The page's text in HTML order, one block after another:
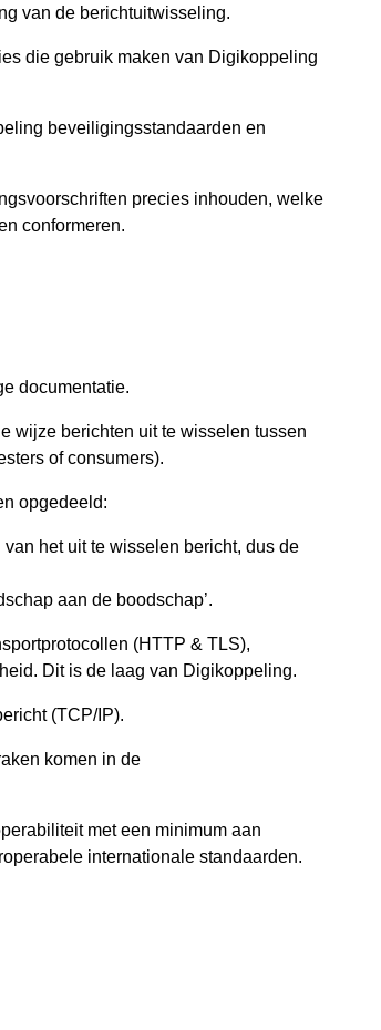
van de berichtuitwisseling.
die gebruik maken van Digikoppeling
beveiligingsstandaarden en
precies inhouden, welke
conformeren.
documentatie.
wijze berichten uit te wisselen tussen
of consumers).
opgedeeld:
het uit te wisselen bericht, dus de
aan de boodschap’.
(HTTP & TLS),
Dit is de laag van Digikoppeling.
(TCP/IP).
komen in de
met een minimum aan
internationale standaarden.